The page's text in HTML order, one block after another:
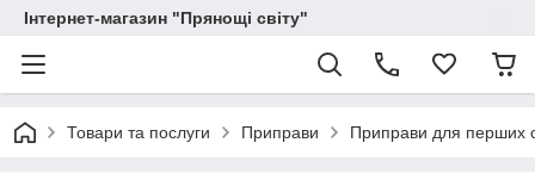
Інтернет-магазин "Прянощі світу"
Товари та послуги Приправи Приправи для перших